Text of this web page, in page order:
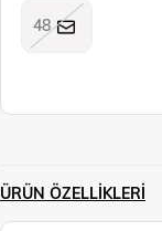
48
ÜRÜN ÖZELLIKLERI